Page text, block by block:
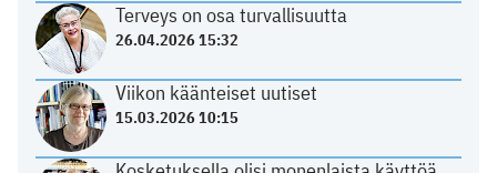
Terveys on osa turvallisuutta
26.04.2026 15:32
Viikon käänteiset uutiset
15.03.2026 10:15